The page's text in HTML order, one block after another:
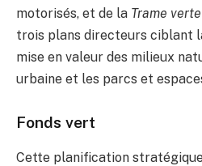
motorisés, et de la Trame
trois plans directeurs ciblant
mise en valeur des milieux
urbaine et les parcs et
Fonds vert
Cette planification